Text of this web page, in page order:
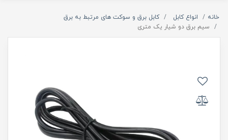
خانه انواع کابل
کابل برق و سوکت های مرتبط به برق
سیم برق دو شیار یک متری